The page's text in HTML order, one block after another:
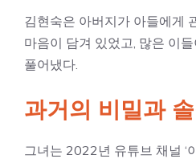
김현숙은 아버지가 아들에게
마음이 담겨 있었고, 많은 이
풀어냈다.
과거의 비밀과
그녀는 2022년 유튜브 채널 ‘